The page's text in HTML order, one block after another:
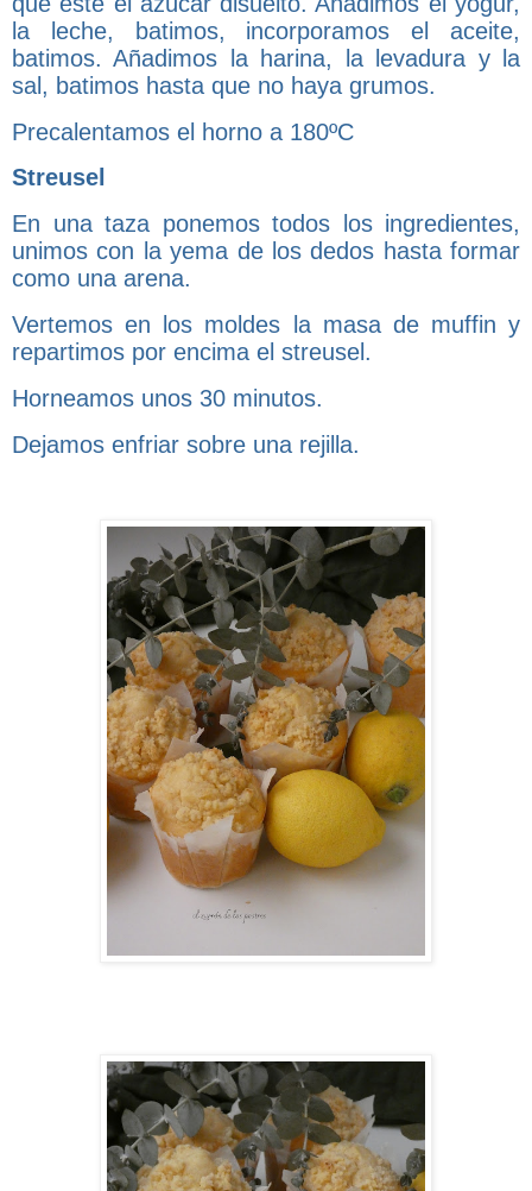
la leche, batimos, incorporamos el aceite,
batimos. Añadimos la harina, la levadura y la
sal, batimos hasta que no haya grumos.
Precalentamos el horno a 180ºC
Streusel
En una taza ponemos todos los ingredientes,
unimos con la yema de los dedos hasta formar
como una arena.
Vertemos en los moldes la masa de muffin y
repartimos por encima el streusel.
Horneamos unos 30 minutos.
Dejamos enfriar sobre una rejilla.